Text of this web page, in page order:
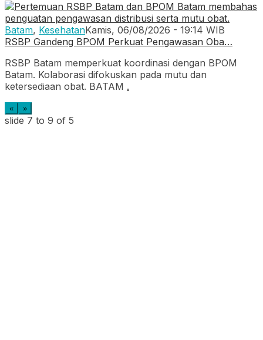
Batam, KesehatanKamis, 06/08/2026 - 19:14 WIB
RSBP Gandeng BPOM Perkuat Pengawasan Oba…
RSBP Batam memperkuat koordinasi dengan BPOM
Batam. Kolaborasi difokuskan pada mutu dan
ketersediaan obat. BATAM .
« »
slide 7 to 9 of 5